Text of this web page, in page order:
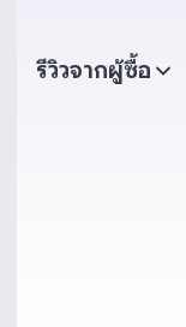
รีวิวจากผู้ซื้อ